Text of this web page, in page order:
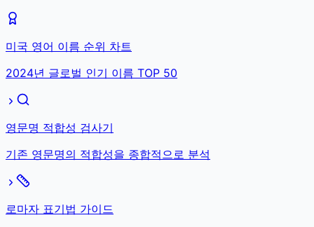
미국 영어 이름 순위 차트
2024년 글로벌 인기 이름 TOP 50
영문명 적합성 검사기
기존 영문명의 적합성을 종합적으로 분석
로마자 표기법 가이드